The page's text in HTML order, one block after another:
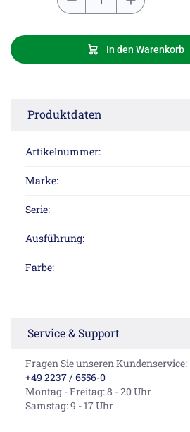
In den Warenkorb
Produktdaten
Artikelnummer:
Marke:
Serie:
Ausführung:
Farbe:
Service & Support
Fragen Sie unseren Kundenservice:
+49 2237 / 6556-0
Montag - Freitag: 8 - 20 Uhr
Samstag: 9 - 17 Uhr